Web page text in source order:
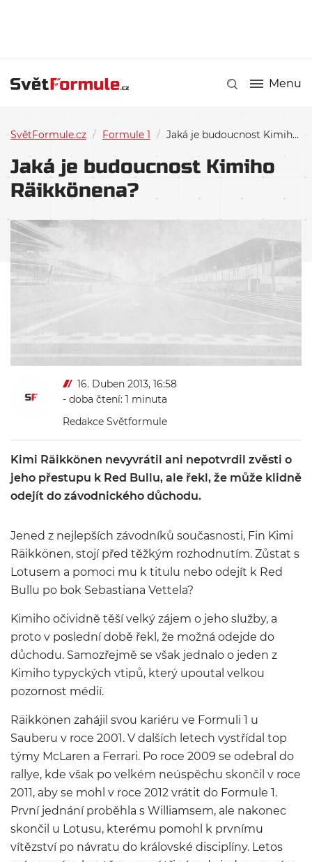
Menu
SvětFormule.cz / Formule 1 / Jaká je budoucnost Kimiho Räikkönena?
Jaká je budoucnost Kimiho
Räikkönena?
16. Duben 2013, 16:58
- doba čtení: 1 minuta
Redakce Světformule
Kimi Räikkönen nevyvrátil ani nepotvrdil zvěsti o
jeho přestupu k Red Bullu, ale řekl, že může klidně
odejít do závodnického důchodu.
Jened z nejlepších závodníků současnosti, Fin Kimi
Räikkönen, stojí před těžkým rozhodnutím. Zůstat s
Lotusem a pomoci mu k titulu nebo odejít k Red
Bullu po bok Sebastiana Vettela?
Kimiho očividně těší velký zájem o jeho služby, a
proto v poslední době řekl, že možná odejde do
důchodu. Samozřejmě se však jednalo o jeden z
Kimiho typyckých vtipů, který upoutal velkou
pozornost médií.
Räikkönen zahájil svou kariéru ve Formuli 1 u
Sauberu v roce 2001. V dalších letech vystřídal top
týmy McLaren a Ferrari. Po roce 2009 se odebral do
rallye, kde však po velkém neúspěchu skončil v roce
2011, aby se mohl v roce 2012 vrátit do Formule 1.
První jednání proběhla s Williamsem, ale nakonec
skončil u Lotusu, kterému pomohl k prvnímu
vítězství po návratu do královské disciplíny. Letos